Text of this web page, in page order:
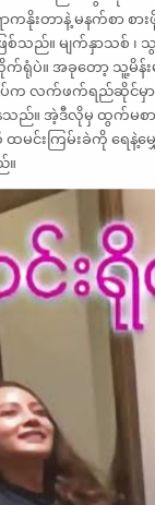
နိုးတာနဲ့ မနက်စာ စ
သည်။ မျက်နှာသစ် ၊ သွ
က်ရုံပဲ။ အခုတော့ သူ့မိန်
လက်ဖက်ရည်ဆိုင်မှာ မ
ည်။ အဲ့ဒီလိုမှ ထွက်မစာ
င်းကြမ်းခဲကို ရေနဲ့မ
။